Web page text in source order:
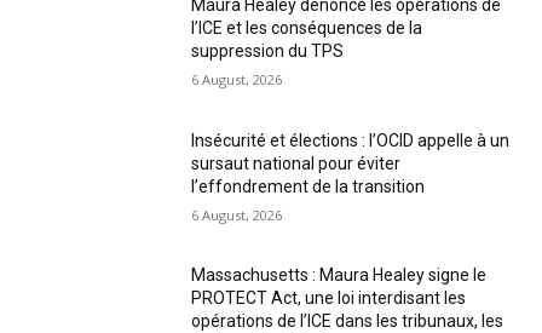
Maura Healey dénonce les opérations de
l’ICE et les conséquences de la
suppression du TPS
6 August, 2026
Insécurité et élections : l’OCID appelle à un
sursaut national pour éviter
l’effondrement de la transition
6 August, 2026
Massachusetts : Maura Healey signe le
PROTECT Act, une loi interdisant les
opérations de l’ICE dans les tribunaux, les